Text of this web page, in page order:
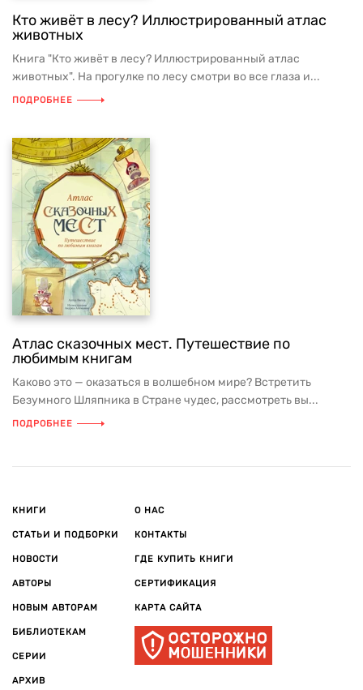
Кто живёт в лесу? Иллюстрированный атлас
животных
Книга "Кто живёт в лесу? Иллюстрированный атлас
животных". На прогулке по лесу смотри во все глаза и...
ПОДРОБНЕЕ
Атлас сказочных мест. Путешествие по
любимым книгам
Каково это — оказаться в волшебном мире? Встретить
Безумного Шляпника в Стране чудес, рассмотреть вы...
ПОДРОБНЕЕ
КНИГИ
СТАТЬИ И ПОДБОРКИ
НОВОСТИ
АВТОРЫ
НОВЫМ АВТОРАМ
БИБЛИОТЕКАМ
СЕРИИ
АРХИВ
О НАС
КОНТАКТЫ
ГДЕ КУПИТЬ КНИГИ
СЕРТИФИКАЦИЯ
КАРТА САЙТА